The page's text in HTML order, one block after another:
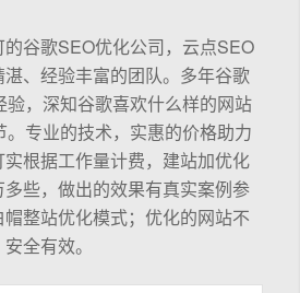
谷歌SEO优化公司，云点SEO
、经验丰富的团队。多年谷歌
验，深知谷歌喜欢什么样的网站
专业的技术，实惠的价格助力
根据工作量计费，建站加优化
些，做出的效果有真实案例参
整站优化模式；优化的网站不
全有效。